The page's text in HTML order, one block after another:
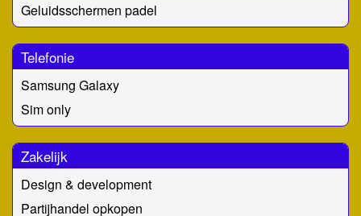
Geluidsschermen padel
Telefonie
Samsung Galaxy
Sim only
Zakelijk
Design & development
Partijhandel opkopen